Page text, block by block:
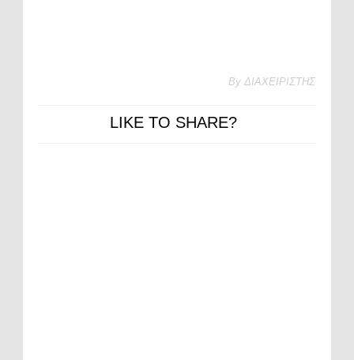
By ΔΙΑΧΕΙΡΙΣΤΗΣ
LIKE TO SHARE?